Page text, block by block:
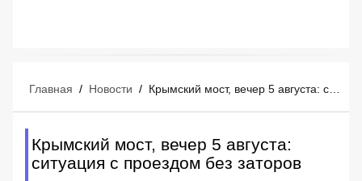
Главная / Новости / Крымский мост, вечер 5 августа: ситуация с проездом без заторов
Крымский мост, вечер 5 августа:
ситуация с проездом без заторов